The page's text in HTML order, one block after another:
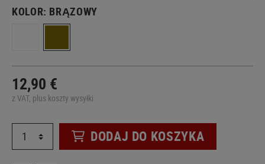
KOLOR: BRĄZOWY
12,90 €
z VAT, plus koszty wysyłki
DODAJ DO KOSZYKA